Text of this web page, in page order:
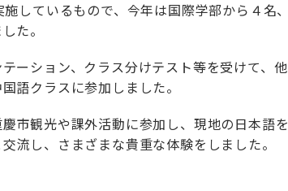
しているもので、今年は国際学部から４名、
た。
ーション、クラス分けテスト等を受けて、他
語クラスに参加しました。
市観光や課外活動に参加し、現地の日本語を
流し、さまざまな貴重な体験をしました。